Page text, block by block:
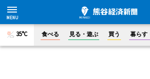
35°C 食べる 見る・遊ぶ 買う 暮らす